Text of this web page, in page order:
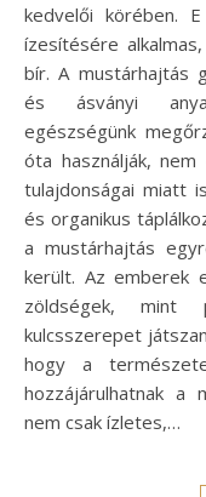
kedvelői körében.
ízesítésére
bír. A mustárhajtás
és ásványi
egészségünk
óta használják,
tulajdonságai miatt
és organikus
a mustárhajtás
került. Az emberek
zöldségek, mint
kulcsszerepet
hogy a
hozzájárulhatnak a
nem csak ízletes,…